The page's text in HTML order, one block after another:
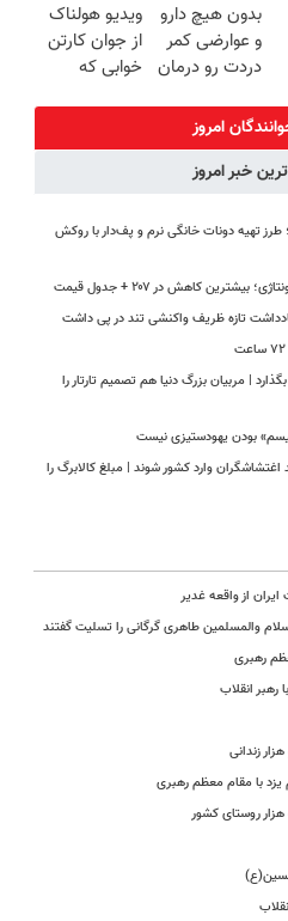
نقاهت
برگردون(40%off)
بدون هیچ دارو
و عوارضی کمر
دردت رو درمان
(پرسش‌نامه)
ویدیو هولناک
از جوان کارتن
خوابی که
امروز
خبر امروز
تهیه دونات خانگی نرم و پف‌دار با روکش
کاهش در ۲۰۷ + جدول قیمت
تازه ظریف واکنشی تند در پی داشت
بازیکن را کنار بگذارد | مربیان بزرگ دنیا هم تصمیم تارتار را
بودن یهودستیزی نیست
وارد کشور شوند | مبلغ کالابرگ را
از واقعه غدیر
والمسلمین طاهری گرگانی را تسلیت گفتند
رهبری
رهبر انقلاب
زندانی
یزد با مقام معظم رهبری
روستای کشور